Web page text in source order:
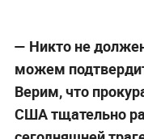
— Никто не
можем
Верим, что
США тщательно